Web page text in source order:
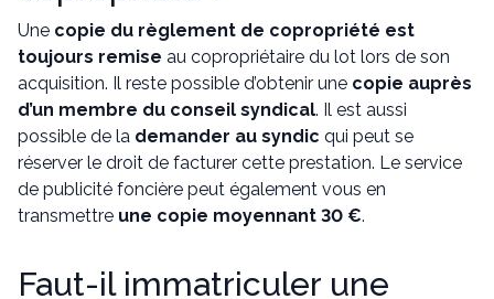
Une copie du règlement de copropriété est
toujours remise au copropriétaire du lot lors de son
acquisition. Il reste possible d’obtenir une copie auprès
d’un membre du conseil syndical. Il est aussi
possible de la demander au syndic qui peut se
réserver le droit de facturer cette prestation. Le service
de publicité foncière peut également vous en
transmettre une copie moyennant 30 €.
Faut-il immatriculer une